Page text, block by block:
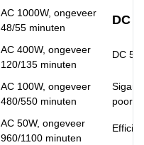
AC 1000W, ongeveer
48/55 minuten
DC
AC 400W, ongeveer
120/135 minuten
DC
AC 100W, ongeveer
480/550 minuten
poort
AC 50W, ongeveer
960/1100 minuten